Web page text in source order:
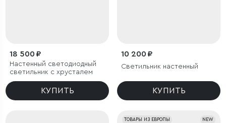
18 500 ₽
Настенный светодиодный
светильник с хрусталем
КУПИТЬ
10 200 ₽
Светильник настенный
КУПИТЬ
NEW
ТОВАРЫ ИЗ ЕВРОПЫ